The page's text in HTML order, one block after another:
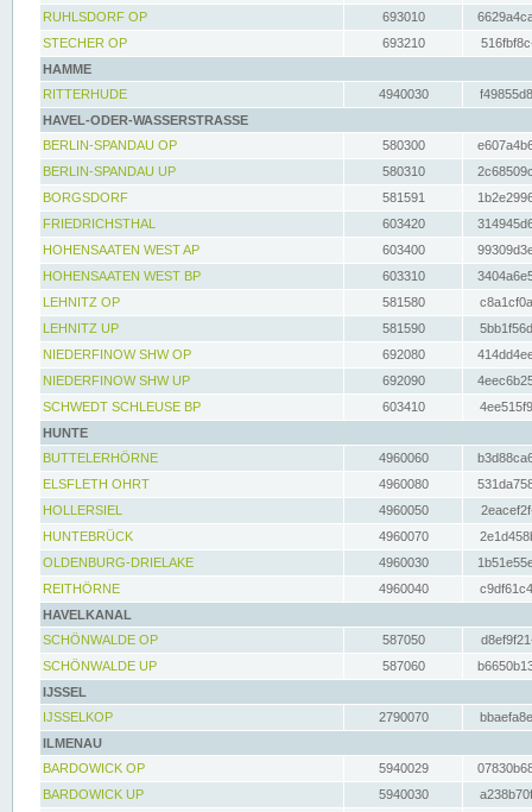
RUHLSDORF OP
693010
STECHER OP
693210
HAMME
RITTERHUDE
4940030
HAVEL-ODER-WASSERSTRASSE
BERLIN-SPANDAU OP
580300
BERLIN-SPANDAU UP
580310
BORGSDORF
581591
FRIEDRICHSTHAL
603420
HOHENSAATEN WEST AP
603400
HOHENSAATEN WEST BP
603310
LEHNITZ OP
581580
LEHNITZ UP
581590
NIEDERFINOW SHW OP
692080
NIEDERFINOW SHW UP
692090
SCHWEDT SCHLEUSE BP
603410
HUNTE
BUTTELERHÖRNE
4960060
ELSFLETH OHRT
4960080
HOLLERSIEL
4960050
HUNTEBRÜCK
4960070
OLDENBURG-DRIELAKE
4960030
REITHÖRNE
4960040
HAVELKANAL
SCHÖNWALDE OP
587050
SCHÖNWALDE UP
587060
IJSSEL
IJSSELKOP
2790070
ILMENAU
BARDOWICK OP
5940029
BARDOWICK UP
5940030